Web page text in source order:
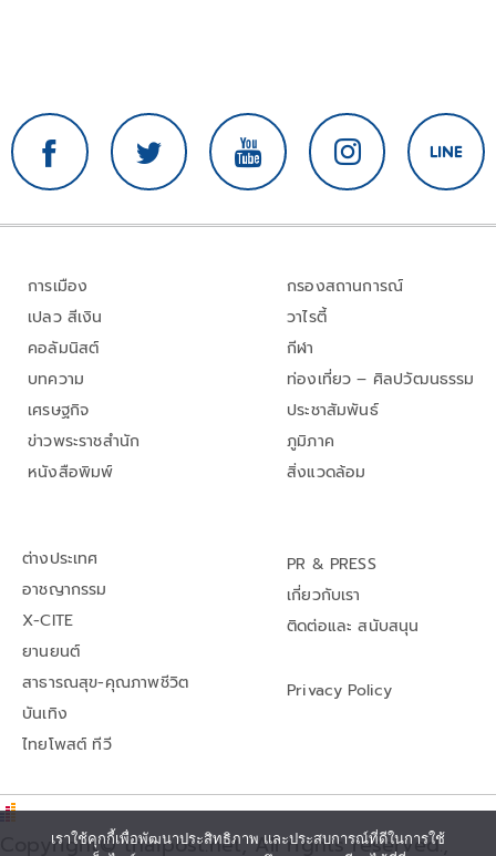
การเมือง
เปลว สีเงิน
คอลัมนิสต์
บทความ
เศรษฐกิจ
ข่าวพระราชสำนัก
หนังสือพิมพ์
กรองสถานการณ์
วาไรตี้
กีฬา
ท่องเที่ยว – ศิลปวัฒนธรรม
ประชาสัมพันธ์
ภูมิภาค
สิ่งแวดล้อม
ต่างประเทศ
อาชญากรรม
X-CITE
ยานยนต์
สาธารณสุข-คุณภาพชีวิต
บันเทิง
ไทยโพสต์ ทีวี
PR & PRESS
เกี่ยวกับเรา
ติดต่อและ สนับสนุน
Privacy Policy
Copyright© thaipost.net, All rights reserved.,
เราใช้คุกกี้เพื่อพัฒนาประสิทธิภาพ และประสบการณ์ที่ดีในการใช้